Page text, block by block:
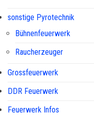
sonstige Pyrotechnik
Bühnenfeuerwerk
Raucherzeuger
Grossfeuerwerk
DDR Feuerwerk
Feuerwerk Infos